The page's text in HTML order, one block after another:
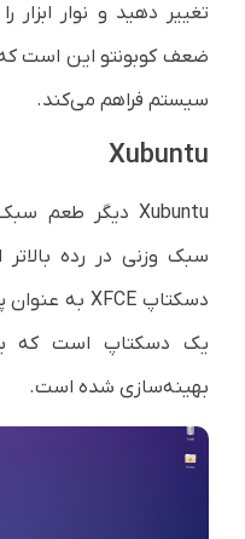
تغییر دهید و نوار
ضعف کوبونتو این است
سیستم فراهم می‌کند.
Xubuntu
Xubuntu دیگر طعم
سبک وزنی در رده بالاتر
دسکتاپ XFCEبه عنوان
یک دسکتاپ است که
بهینه‌سازی شده است.